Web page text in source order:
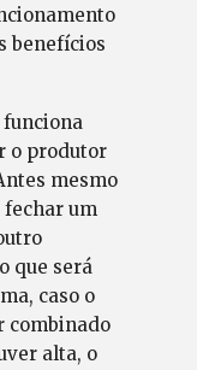
benefícios
o produtor
mesmo
fechar um
que será
caso o
combinado
alta, o